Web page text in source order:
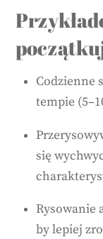
Codzienne
tempie
się
Rysowanie
by lepiej